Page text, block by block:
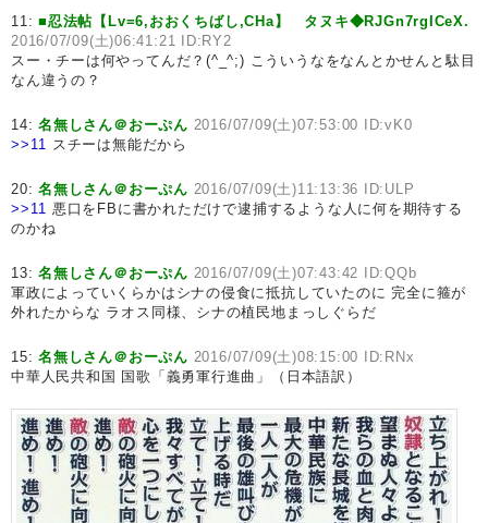
11:■忍法帖【Lv=6,おおくちばし,CHa】 タヌキ◆RJGn7rgICeX.
2016/07/09(土)06:41:21 ID:RY2
スー・チーは何やってんだ？(^_^;) こういうなをなんとかせんと駄目
なん違うの？
14:名無しさん＠おーぷん 2016/07/09(土)07:53:00 ID:vK0
>>11 スチーは無能だから
20:名無しさん＠おーぷん 2016/07/09(土)11:13:36 ID:ULP
>>11 悪口をFBに書かれただけで逮捕するような人に何を期待する
のかね
13:名無しさん＠おーぷん 2016/07/09(土)07:43:42 ID:QQb
軍政によっていくらかはシナの侵食に抵抗していたのに 完全に箍が
外れたからな ラオス同様、シナの植民地まっしぐらだ
15:名無しさん＠おーぷん 2016/07/09(土)08:15:00 ID:RNx
中華人民共和国 国歌「義勇軍行進曲」（日本語訳）